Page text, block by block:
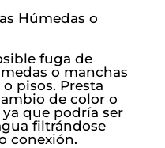
Húmedas o
fuga de
o manchas
pisos. Presta
de color o
ya que podría ser
filtrándose
conexión.